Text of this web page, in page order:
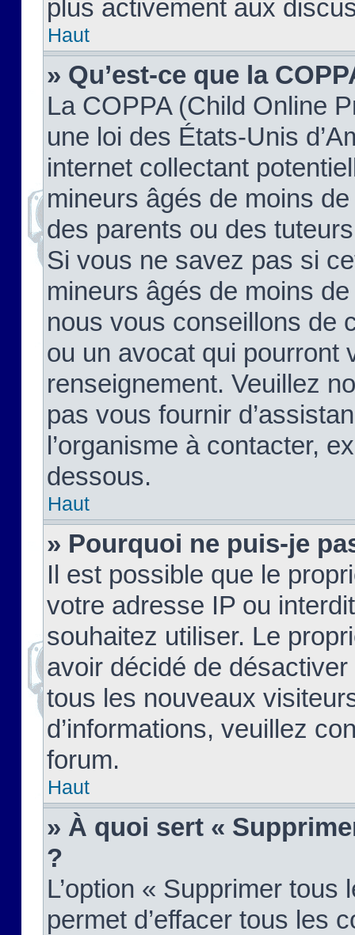
plus activement aux
Haut
» Qu’est-ce que la
La COPPA (Child Online
une loi des États-Unis
internet collectant
mineurs âgés de moins
des parents ou des
Si vous ne savez pas si
mineurs âgés de moins
nous vous conseillons de
ou un avocat qui pourront
renseignement. Veuillez
pas vous fournir
l’organisme à contacter,
dessous.
Haut
» Pourquoi ne puis-je
Il est possible que le
votre adresse IP ou
souhaitez utiliser. Le
avoir décidé de
tous les nouveaux
d’informations, veuillez
forum.
Haut
» À quoi sert «
?
L’option « Supprimer
permet d’effacer tous les